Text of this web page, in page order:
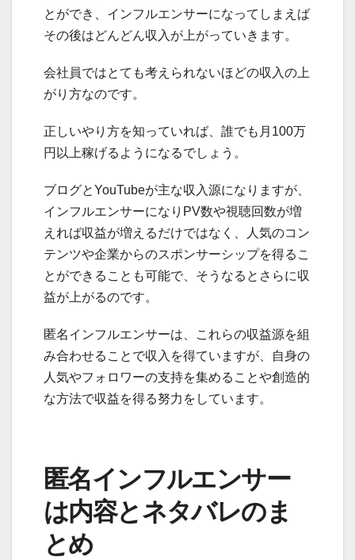
とができ、インフルエンサーになってしまえば
その後はどんどん収入が上がっていきます。
会社員ではとても考えられないほどの収入の上
がり方なのです。
正しいやり方を知っていれば、誰でも月100万
円以上稼げるようになるでしょう。
ブログとYouTubeが主な収入源になりますが、
インフルエンサーになりPV数や視聴回数が増
えれば収益が増えるだけではなく、人気のコン
テンツや企業からのスポンサーシップを得るこ
とができることも可能で、そうなるとさらに収
益が上がるのです。
匿名インフルエンサーは、これらの収益源を組
み合わせることで収入を得ていますが、自身の
人気やフォロワーの支持を集めることや創造的
な方法で収益を得る努力をしています。
匿名インフルエンサー
は内容とネタバレのま
とめ